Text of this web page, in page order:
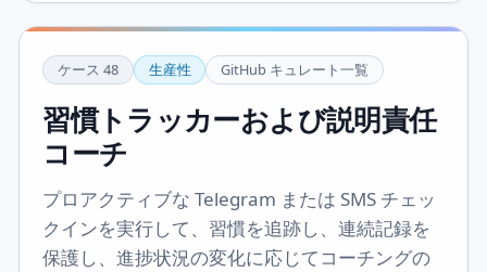
ケース 48 生産性 GitHub キュレート一覧
習慣トラッカーおよび説明責任
コーチ
プロアクティブな Telegram または SMS チェッ
クインを実行して、習慣を追跡し、連続記録を
保護し、進捗状況の変化に応じてコーチングの